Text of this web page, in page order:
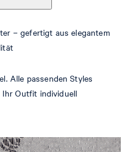
– gefertigt aus elegantem
Alle passenden Styles
Ihr Outfit individuell